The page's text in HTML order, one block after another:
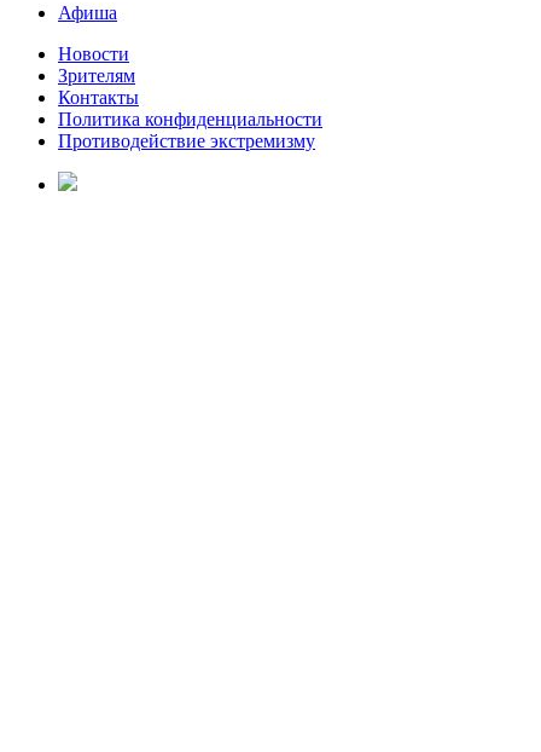
Афиша
Новости
Зрителям
Контакты
Политика конфиденциальности
Противодействие экстремизму